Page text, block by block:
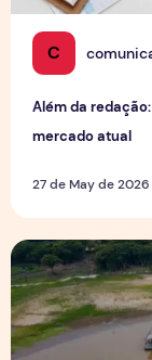
C
Além da
mercado atual
27 de May de 2026
Crise hídrica e